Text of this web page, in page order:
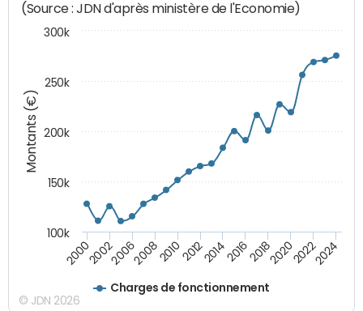
Montants (€)
(Source : JDN d'après ministère de l'Economie)
Charges de fonctionnement
200020022006200820102012201420162018202020222024
100k
150k
200k
250k
300k
© JDN 2026